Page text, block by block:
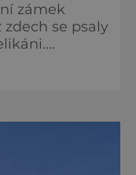
zámek
zdech se psaly
měření
Janem
setkáním je
detek